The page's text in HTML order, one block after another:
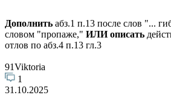
Дополнить абз.1 п.13 после слов "...
словом "пропаже," ИЛИ описать
отлов по абз.4 п.13 гл.3
91Viktoria
1
31.10.2025